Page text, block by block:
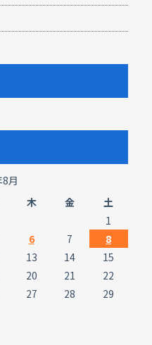
月
木 金 土
1
6 7
8
13 14
15
20 21
22
27 28
29